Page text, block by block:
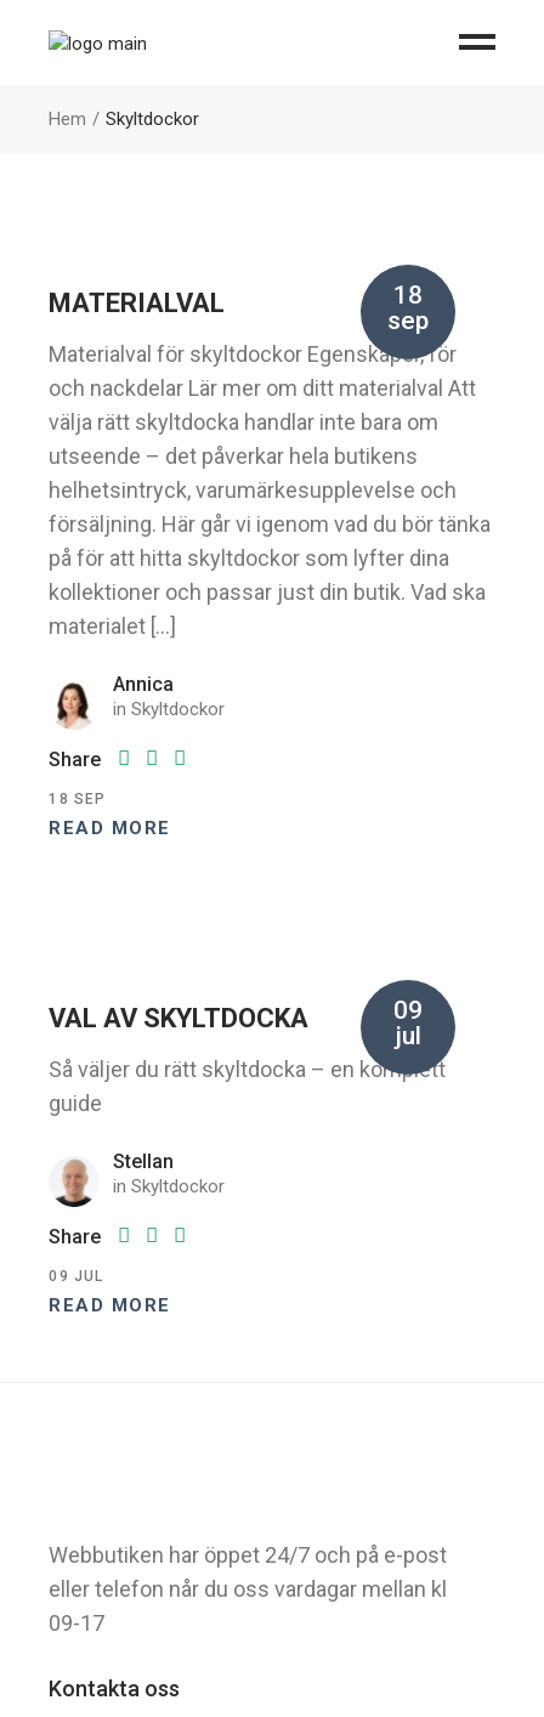
Hem Skyltdockor
18
sep
MATERIALVAL
Materialval för skyltdockor Egenskaper, för
och nackdelar Lär mer om ditt materialval Att
välja rätt skyltdocka handlar inte bara om
utseende – det påverkar hela butikens
helhetsintryck, varumärkesupplevelse och
försäljning. Här går vi igenom vad du bör tänka
på för att hitta skyltdockor som lyfter dina
kollektioner och passar just din butik. Vad ska
materialet […]
Annica
inSkyltdockor
Share
READ MORE
18 SEP
09
jul
VAL AV SKYLTDOCKA
Så väljer du rätt skyltdocka – en komplett
guide
Stellan
inSkyltdockor
Share
READ MORE
09 JUL
Webbutiken har öppet 24/7 och på e-post
eller telefon når du oss vardagar mellan kl
09-17
Kontakta oss